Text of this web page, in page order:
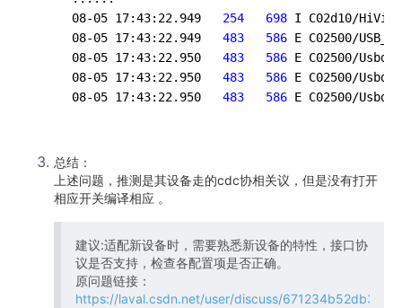
08-05 17:43:22.949
254 698 I C02d10/
08-05 17:43:22.949
483 586 E C02500/
08-05 17:43:22.950
483 586 E C02500/
08-05 17:43:22.950
483 586 E C02500/
08-05 17:43:22.950
483 586
总结：
上述问题，推测是其设备走的cdc协相关议，但是没有打开
相应开关编译相应 。
建议:适配新设备时，需要熟悉新设备的特性，接口协
议是否支持，检查各配置项是否正确。
原问题链接：
https://laval.csdn.net/user/discuss/